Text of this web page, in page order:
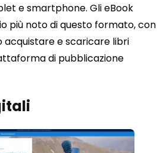
e smartphone. Gli eBook
più noto di questo formato, con
acquistare e scaricare libri
di pubblicazione